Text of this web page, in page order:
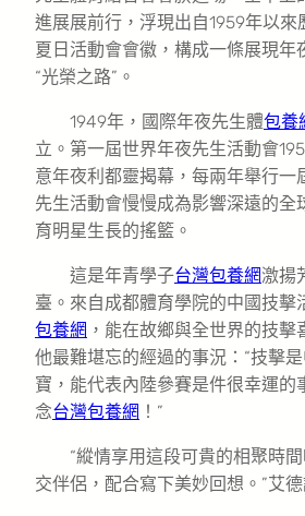
進展展前行，浮現出自1959年以來
夏日活動會會徽，構成一條展現年
“光榮之路”。
1949年，國際年夜先生體包養
立。第一屆世界年夜先生活動會
意年夜利都靈揭幕，每兩年舉行一
先生活動會慢慢成為影響深遠的全
育明星生長的搖籃。
這是年青學子台灣包養網激揚
臺。來自成都體育學院的中國技擊
包養網 ，能在故鄉與全世界的技
他最難堪忘的經過的事況：“技擊
寶，能代表內陸參賽是件很幸運的
念台灣包養網 ！”
“縱情享用這段可貴的相聚時
交伴侶，配合寫下美妙回想。”艾德